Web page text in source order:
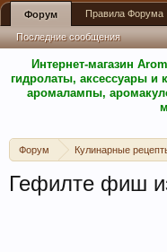
Интернет-магазин
гидролаты, аксессуары
аромалампы,
Форум Кулинарные
Гефилте фиш
Форум
Последние сообщения
Правила Форума